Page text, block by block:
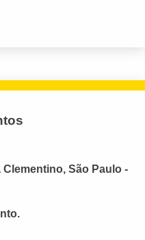
Clementino, São Paulo -